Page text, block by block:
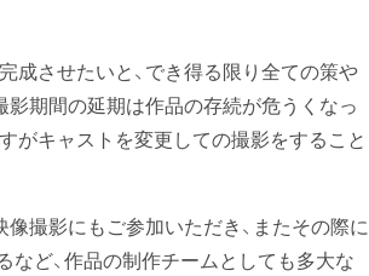
成させたいと、でき得る限り全ての策や
影期間の延期は作品の存続が危うくなっ
がキャストを変更しての撮影をすること
撮影にもご参加いただき、またその際に
ど、作品の制作チームとしても多大な